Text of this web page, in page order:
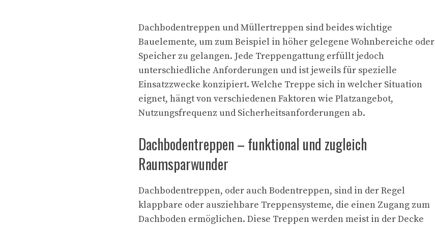
Dachbodentreppen und Müllertreppen sind beides wichtige
Bauelemente, um zum Beispiel in höher gelegene Wohnbereiche oder
Speicher zu gelangen. Jede Treppengattung erfüllt jedoch
unterschiedliche Anforderungen und ist jeweils für spezielle
Einsatzzwecke konzipiert. Welche Treppe sich in welcher Situation
eignet, hängt von verschiedenen Faktoren wie Platzangebot,
Nutzungsfrequenz und Sicherheitsanforderungen ab.
Dachbodentreppen – funktional und zugleich
Raumsparwunder
Dachbodentreppen, oder auch Bodentreppen, sind in der Regel
klappbare oder ausziehbare Treppensysteme, die einen Zugang zum
Dachboden ermöglichen. Diese Treppen werden meist in der Decke